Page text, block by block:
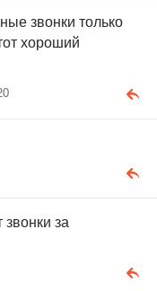
звонки только
хороший
звонки за